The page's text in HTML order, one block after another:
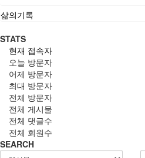
삶의기록
STATS
현재 접속자
오늘 방문자
어제 방문자
최대 방문자
전체 방문자
전체 게시물
전체 댓글수
전체 회원수
SEARCH